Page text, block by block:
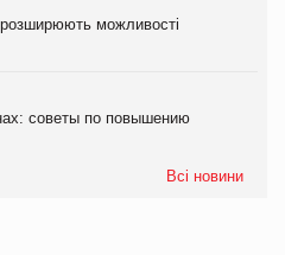
можливості
советы по повышению
Всі новини